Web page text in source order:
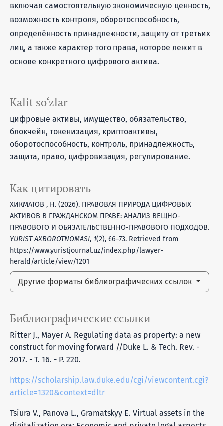
Kalit so‘zlar
цифровые активы, имущество, обязательство,
блокчейн, токенизация, криптоактивы,
оборотоспособность, контроль, принадлежность,
защита, право, цифровизация, регулирование.
Как цитировать
ХИКМАТОВ , Н. (2026). ПРАВОВАЯ ПРИРОДА ЦИФРОВЫХ
АКТИВОВ В ГРАЖДАНСКОМ ПРАВЕ: АНАЛИЗ ВЕЩНО-
ПРАВОВОГО И ОБЯЗАТЕЛЬСТВЕННО-ПРАВОВОГО ПОДХОДОВ.
YURIST AXBOROTNOMASI, 1(2), 66–73. Retrieved from
https://www.yuristjournal.uz/index.php/lawyer-
herald/article/view/1201
Другие форматы библиографических ссылок
включая самостоятельную экономическую ценность,
возможность контроля, оборотоспособность,
определённость принадлежности, защиту от третьих
лиц, а также характер того права, которое лежит в
основе конкретного цифрового актива.
Библиографические ссылки
Ritter J., Mayer A. Regulating data as property: a new
construct for moving forward //Duke L. & Tech. Rev. -
2017. - Т. 16. - P. 220.
https://scholarship.law.duke.edu/cgi/viewcontent.cgi?
article=1320&context=dltr
Tsiura V., Panova L., Gramatskyy E. Virtual assets in the